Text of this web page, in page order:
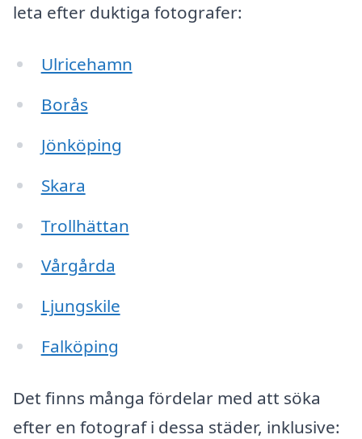
leta efter duktiga fotografer:
Ulricehamn
Borås
Jönköping
Skara
Trollhättan
Vårgårda
Ljungskile
Falköping
Det finns många fördelar med att söka
efter en fotograf i dessa städer, inklusive: